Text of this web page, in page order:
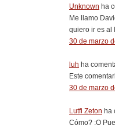
Unknown ha
Me llamo
quiero ir es al
30 de marzo
luh ha
Este
30 de marzo
Lutfi Zeton ha
Cómo? :O